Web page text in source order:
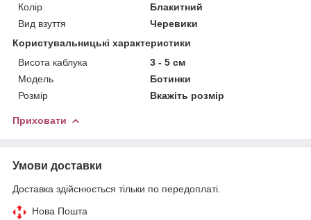
Колір
Блакитний
Вид взуття
Черевики
Користувальницькі характеристики
Висота каблука
3 - 5 см
Мoдель
Ботинки
Розмір
Вкажіть розмір
Приховати
Умови доставки
Доставка здійснюється тільки по передоплаті.
Нова Пошта